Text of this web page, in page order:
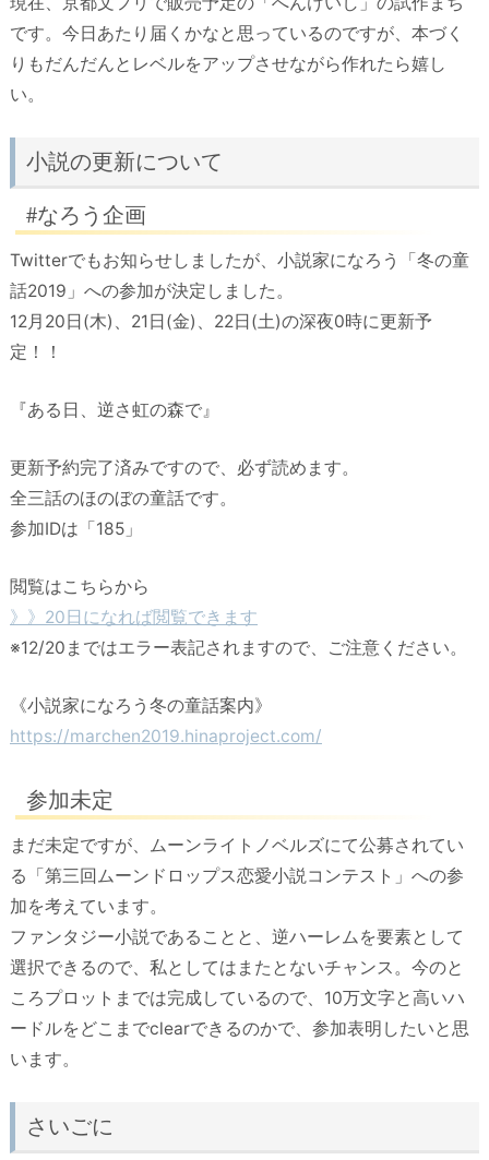
です。今日あたり届くかなと思っているのですが、本づく
りもだんだんとレベルをアップさせながら作れたら嬉し
い。
小説の更新について
#なろう企画
Twitterでもお知らせしましたが、小説家になろう「冬の童
話2019」への参加が決定しました。
12月20日(木)、21日(金)、22日(土)の深夜0時に更新予
定！！
『ある日、逆さ虹の森で』
更新予約完了済みですので、必ず読めます。
全三話のほのぼの童話です。
参加IDは「185」
閲覧はこちらから
》》20日になれば閲覧できます
※12/20まではエラー表記されますので、ご注意ください。
《小説家になろう冬の童話案内》
https://marchen2019.hinaproject.com/
参加未定
まだ未定ですが、ムーンライトノベルズにて公募されてい
る「第三回ムーンドロップス恋愛小説コンテスト」への参
加を考えています。
ファンタジー小説であることと、逆ハーレムを要素として
選択できるので、私としてはまたとないチャンス。今のと
ころプロットまでは完成しているので、10万文字と高いハ
ードルをどこまでclearできるのかで、参加表明したいと思
います。
さいごに